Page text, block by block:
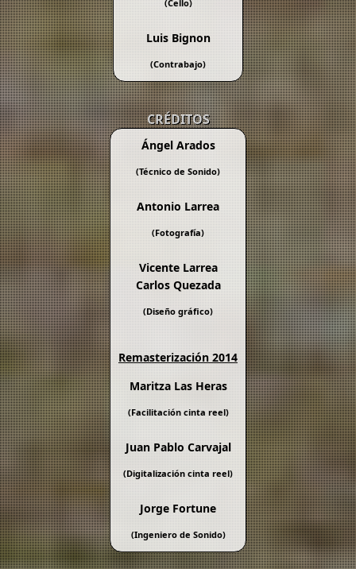
(Cello)
Luis Bignon
(Contrabajo)
CRÉDITOS
Ángel Arados
(Técnico de Sonido)
Antonio Larrea
(Fotografía)
Vicente Larrea
Carlos Quezada
(Diseño gráfico)
Remasterización 2014
Maritza Las Heras
(Facilitación cinta reel)
Juan Pablo Carvajal
(Digitalización cinta reel)
Jorge Fortune
(Ingeniero de Sonido)